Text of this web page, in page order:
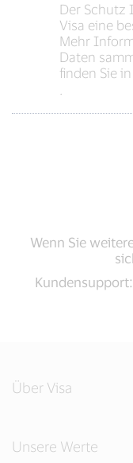
Der Schutz
Visa eine
Mehr
Daten
finden Sie
Wenn Sie
Kundensupport:
Über Visa
Unsere Werte